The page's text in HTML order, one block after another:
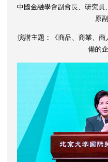
中國金融學會副會長、研究
原
演講主題：《商品、商業、
備的